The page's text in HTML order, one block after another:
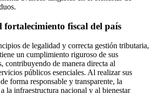
fiscal del país
de legalidad y correcta gestión tributaria,
un cumplimiento riguroso de sus
contribuyendo de manera directa al
públicos esenciales. Al realizar sus
forma responsable y transparente, la
la infraestructura nacional y al bienestar